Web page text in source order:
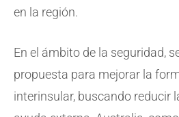
en la región.
En el ámbito de la seguridad,
propuesta para mejorar la
interinsular, buscando reducir